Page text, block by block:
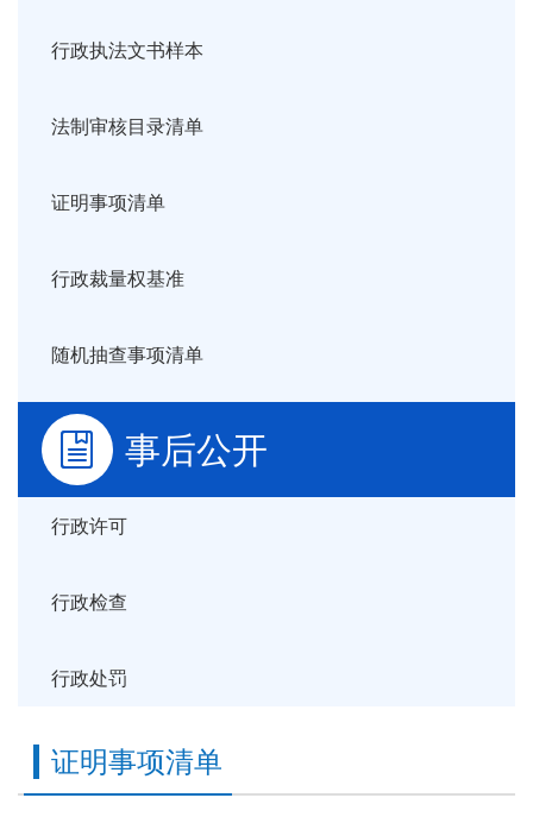
行政执法文书样本
法制审核目录清单
证明事项清单
行政裁量权基准
随机抽查事项清单
事后公开
行政许可
行政检查
行政处罚
证明事项清单